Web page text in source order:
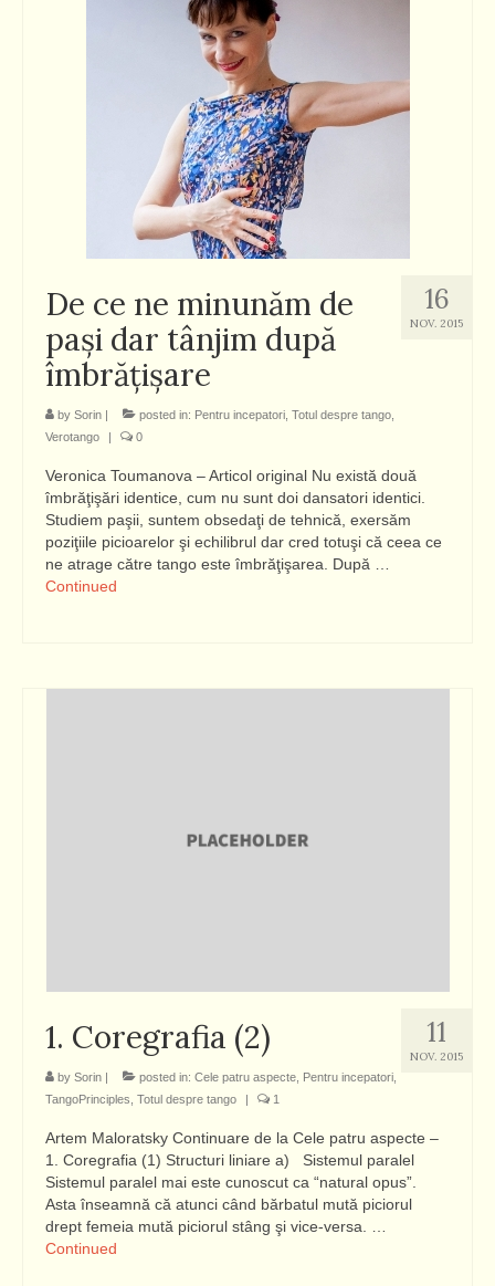
16
NOV. 2015
De ce ne minunăm de
paşi dar tânjim după
îmbrăţişare
by Sorin | posted in: Pentru incepatori Totul despre tango
Verotango
| 0
Veronica Toumanova – Articol original Nu există două
îmbrăţişări identice, cum nu sunt doi dansatori identici.
Studiem paşii, suntem obsedaţi de tehnică, exersăm
poziţiile picioarelor şi echilibrul dar cred totuşi că ceea ce
ne atrage către tango este îmbrăţişarea. După …
Continued
11
NOV. 2015
1. Coregrafia (2)
by Sorin | posted in: Cele patru aspecte Pentru incepatori
TangoPrinciples Totul despre tango | 1
Artem Maloratsky Continuare de la Cele patru aspecte –
1. Coregrafia (1) Structuri liniare a) Sistemul paralel
Sistemul paralel mai este cunoscut ca “natural opus”.
Asta înseamnă că atunci când bărbatul mută piciorul
drept femeia mută piciorul stâng şi vice-versa. …
Continued